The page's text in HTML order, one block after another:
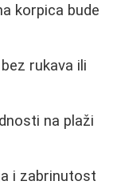
korpica bude
rukava ili
na plaži
i zabrinutost